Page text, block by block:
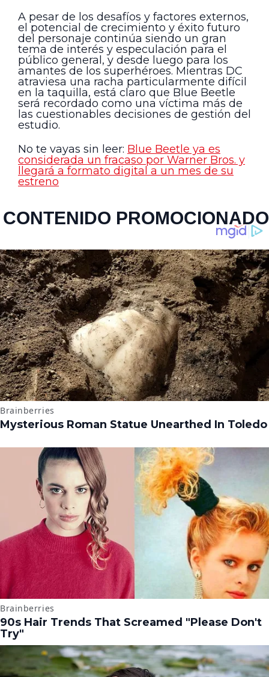
A pesar de los desafíos y factores externos,
el potencial de crecimiento y éxito futuro
del personaje continúa siendo un gran
tema de interés y especulación para el
público general, y desde luego para los
amantes de los superhéroes. Mientras DC
atraviesa una racha particularmente difícil
en la taquilla, está claro que Blue Beetle
será recordado como una víctima más de
las cuestionables decisiones de gestión del
estudio.
No te vayas sin leer: Blue Beetle ya es
considerada un fracaso por Warner Bros. y
llegará a formato digital a un mes de su
estreno